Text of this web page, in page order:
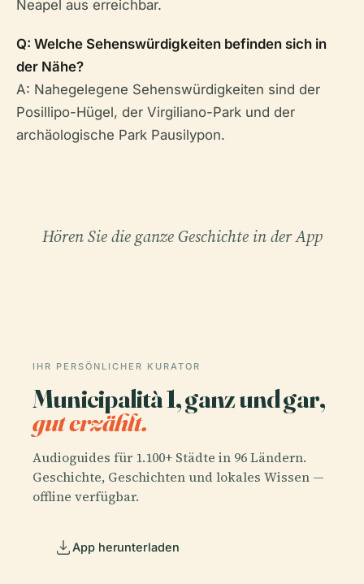
Neapel aus erreichbar.
Q: Welche Sehenswürdigkeiten befinden sich in
der Nähe?
A: Nahegelegene Sehenswürdigkeiten sind der
Posillipo-Hügel, der Virgiliano-Park und der
archäologische Park Pausilypon.
Hören Sie die ganze Geschichte in der App
IHR PERSÖNLICHER KURATOR
Municipalità 1, ganz und gar,
gut erzählt.
Audioguides für 1.100+ Städte in 96 Ländern.
Geschichte, Geschichten und lokales Wissen —
offline verfügbar.
App herunterladen